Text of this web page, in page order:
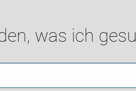
was ich